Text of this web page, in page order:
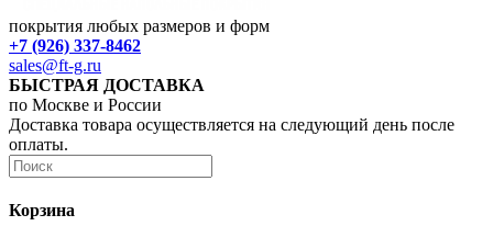
покрытия любых размеров и форм
+7 (926) 337-8462
sales@ft-g.ru
БЫСТРАЯ ДОСТАВКА
по Москве и России
Доставка товара осуществляется на следующий день после
оплаты.
Корзина